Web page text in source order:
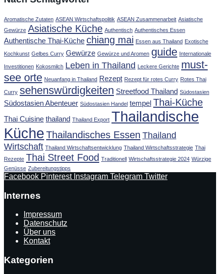
Aromatische Zutaten ASEAN Wirtschaftspolitik ASEAN Zusammenarbeit Asiatische
Gewürze Asiatische Küche Authentisch Authentisches Essen
Authentische Thai-Küche chiang mai Essen aus Thailand Exotische
Kochkunst Gelbes Curry Gewürze Gewürze und Aromen guide Internationale
Investitionen Kokosmilch Leben in Thailand Leckere Gerichte must-
see orte Neuanfang in Thailand Rezept Rezept für rotes Curry Rotes Thai
Curry sehenswürdigkeiten Streetfood Thailand Südostasien
Südostasien Abenteuer Südostasien Handel tempel Thai-Küche
Thai Cuisine thailand Thailand Export Thailandische
Küche Thailandisches Essen Thailand
Wirtschaft Thailand Wirtschaftsentwicklung Thailand Wirtschaftsstrategie Thai
Rezepte Thai Street Food Traditionell Wirtschaftsstrategie 2024 Würzige
Genüsse Zubereitungstipps
Facebook Pinterest Instagram Telegram Twitter
Internes
Impressum
Datenschutz
Über uns
Kontakt
Kategorien